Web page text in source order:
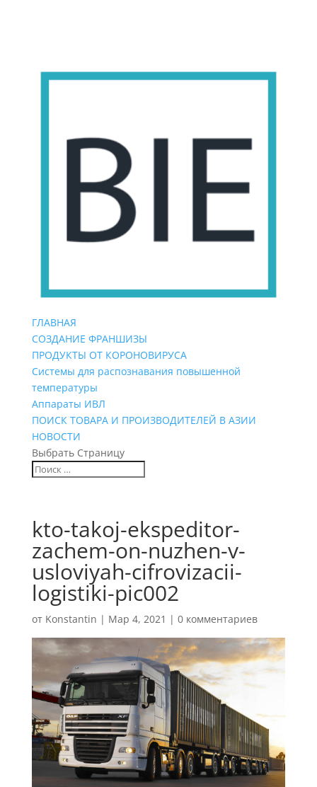
ГЛАВНАЯ
СОЗДАНИЕ ФРАНШИЗЫ
ПРОДУКТЫ ОТ КОРОНОВИРУСА
Системы для распознавания повышенной
температуры
Аппараты ИВЛ
ПОИСК ТОВАРА И ПРОИЗВОДИТЕЛЕЙ В АЗИИ
НОВОСТИ
Выбрать Страницу
kto-takoj-ekspeditor-
zachem-on-nuzhen-v-
usloviyah-cifrovizacii-
logistiki-pic002
от Konstantin | Мар 4, 2021 | 0 комментариев